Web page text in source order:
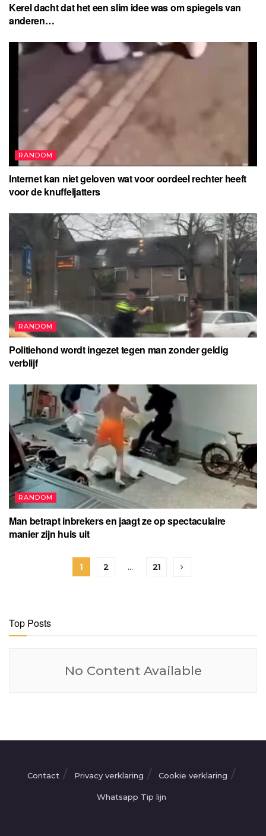
Kerel dacht dat het een slim idee was om spiegels van
anderen…
RANDOM
Internet kan niet geloven wat voor oordeel rechter heeft
voor de knuffeljatters
RANDOM
Politiehond wordt ingezet tegen man zonder geldig
verblijf
RANDOM
Man betrapt inbrekers en jaagt ze op spectaculaire
manier zijn huis uit
1 2 … 21
Top Posts
No Content Available
Contact Privacy verklaring Cookie verklaring
Whatsapp Tip lijn